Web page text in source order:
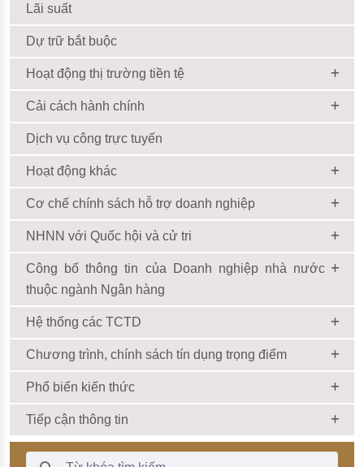
Lãi suất
Dự trữ bắt buộc
Hoạt động thị trường tiền tệ
Cải cách hành chính
Dịch vụ công trực tuyến
Hoạt động khác
Cơ chế chính sách hỗ trợ doanh nghiệp
NHNN với Quốc hội và cử tri
Công bố thông tin của Doanh nghiệp nhà nước
thuộc ngành Ngân hàng
Hệ thống các TCTD
Chương trình, chính sách tín dụng trọng điểm
Phổ biến kiến thức
Tiếp cận thông tin
Thanh Tìm kiếm